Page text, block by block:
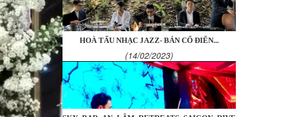
HOÀ TẤU NHẠC JAZZ- BÁN CỔ ĐIỂN...
(14/02/2023)